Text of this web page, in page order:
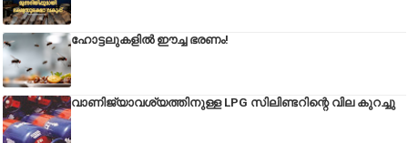
ഹോട്ടലുകളിൽ ഈച്ച ഭരണം!
വാണിജ്യാവശ്യത്തിനുള്ള LPG സിലിണ്ടറിന്റെ വില കുറച്ചു